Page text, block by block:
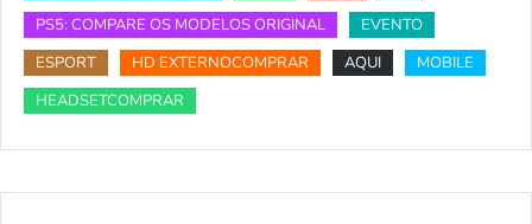
PS5: COMPARE OS MODELOS ORIGINAL
EVENTO
ESPORT
HD EXTERNOCOMPRAR AQUI
MOBILE
HEADSETCOMPRAR